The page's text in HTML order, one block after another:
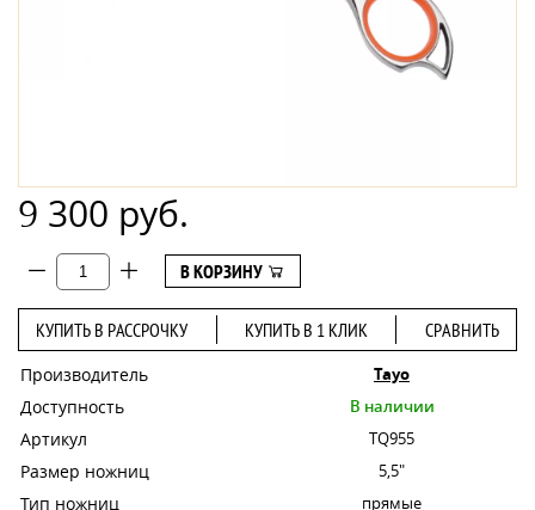
9 300 руб.
В КОРЗИНУ
КУПИТЬ В РАССРОЧКУ КУПИТЬ В 1 КЛИК СРАВНИТЬ
Производитель Tayo
Доступность В наличии
Артикул TQ955
Размер ножниц 5,5"
Тип ножниц прямые